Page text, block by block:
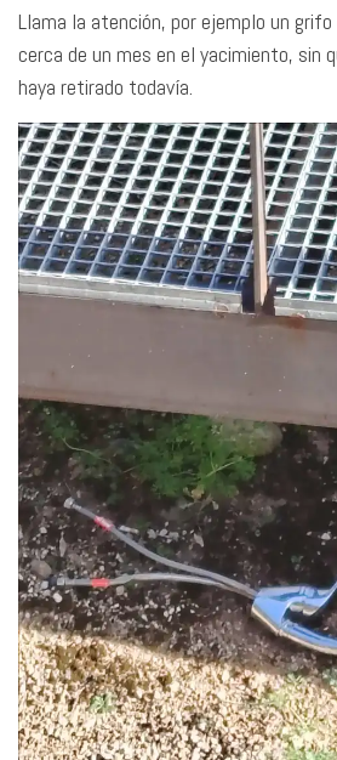
Llama la atención, por ejemplo un
cerca de un mes en el yacimiento, sin
haya retirado todavía.